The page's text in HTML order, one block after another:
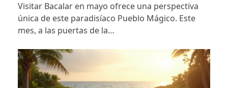
Visitar Bacalar en mayo ofrece una perspectiva
única de este paradisíaco Pueblo Mágico. Este
mes, a las puertas de la…